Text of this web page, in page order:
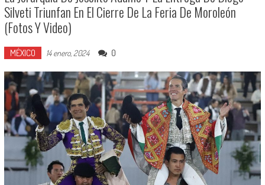
Silveti Triunfan En El Cierre De La Feria De Moroleón
(Fotos Y Video)
MÉXICO 14 enero, 2024 0